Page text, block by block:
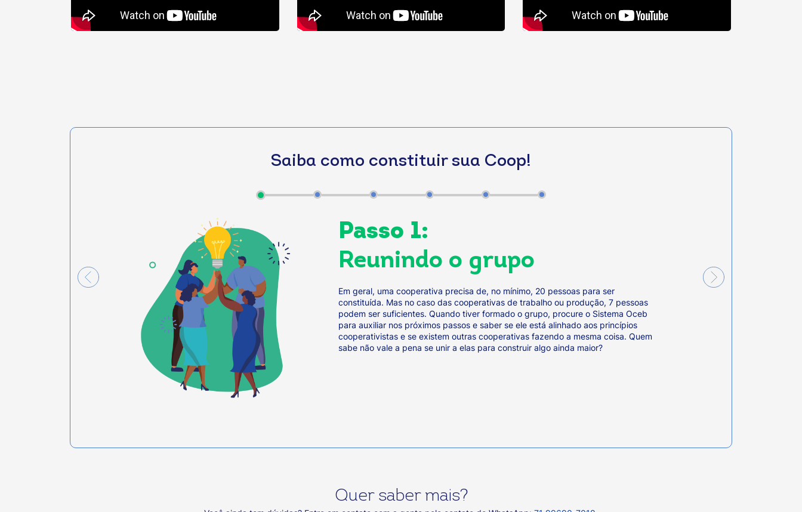
Saiba como constituir sua Coop!
Passo 1:
Reunindo o grupo
Em geral, uma cooperativa precisa de, no mínimo, 20 pessoas para ser
constituída. Mas no caso das cooperativas de trabalho ou produção, 7 pessoas
podem ser suficientes. Quando tiver formado o grupo, procure o Sistema Oceb
para auxiliar nos próximos passos e saber se ele está alinhado aos princípios
cooperativistas e se existem outras cooperativas fazendo a mesma coisa. Quem
sabe não vale a pena se unir a elas para construir algo ainda maior?
Quer saber mais?